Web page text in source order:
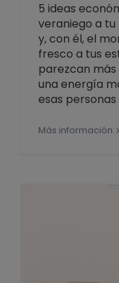
5 ideas
veraniego a tu
y, con él, el
fresco a tus
parezcan
una energía
esas personas
Más información